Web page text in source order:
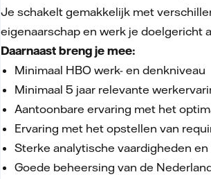
Je schakelt gemakkelijk met
eigenaarschap en werk je doelgericht
Daarnaast breng je mee:
Minimaal HBO werk- en denkniveau
Minimaal 5 jaar relevante
Aantoonbare ervaring met het
Ervaring met het opstellen van
Sterke analytische vaardigheden
Goede beheersing van de